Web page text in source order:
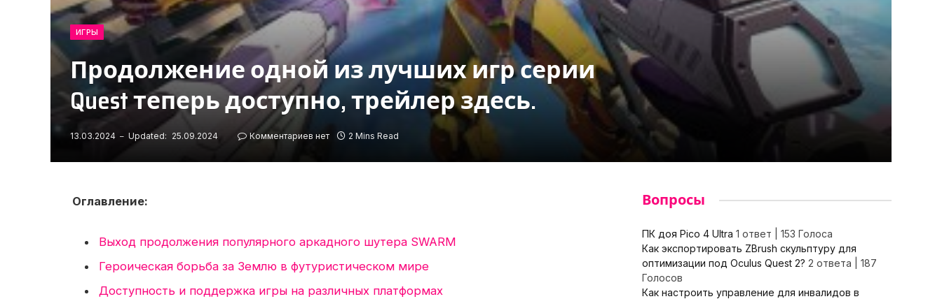
ИГРЫ
Продолжение одной из лучших игр серии
Quest теперь доступно, трейлер здесь.
13.03.2024 Updated: 25.09.2024 Комментариев нет 2 Mins Read
Оглавление:
Выход продолжения популярного аркадного шутера SWARM
Героическая борьба за Землю в футуристическом мире
Доступность и поддержка игры на различных платформах
Вопросы
ПК доя Pico 4 Ultra 1 ответ
153 Голоса
Как экспортировать ZBrush скульптуру для
оптимизации под Oculus Quest 2? 2 ответа
187
Голосов
Как настроить управление для инвалидов в